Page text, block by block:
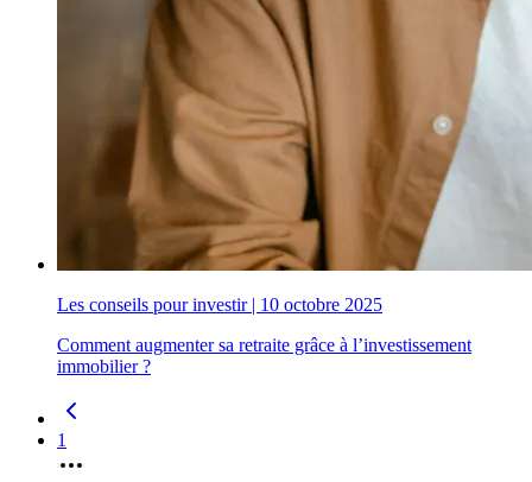
Les conseils pour investir| 10 octobre 2025
Comment augmenter sa retraite grâce à l’investissement
immobilier ?
1